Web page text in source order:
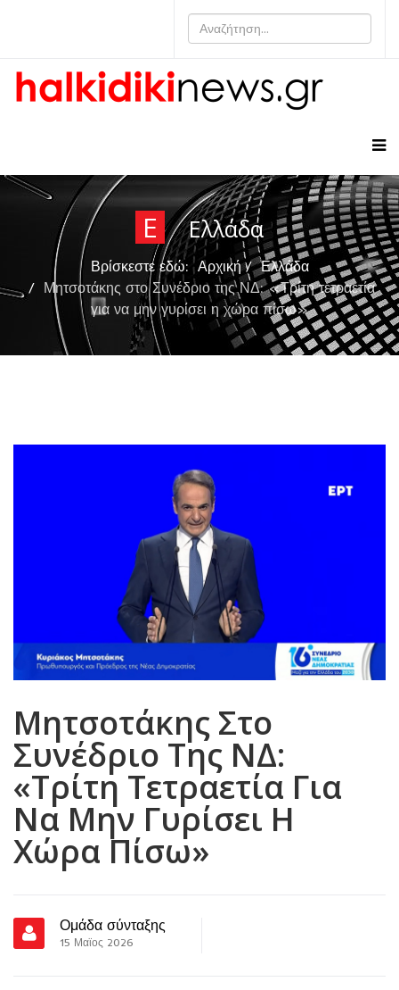
Ε Ελλάδα
Βρίσκεστε εδώ:Αρχική
Ελλάδα
Μητσοτάκης στο Συνέδριο της ΝΔ: «Τρίτη τετραετία
για να μην γυρίσει η χώρα πίσω»
Μητσοτάκης Στο
Συνέδριο Της ΝΔ:
«Τρίτη Τετραετία Για
Να Μην Γυρίσει Η
Χώρα Πίσω»
Ομάδα σύνταξης
15 Μαϊος 2026